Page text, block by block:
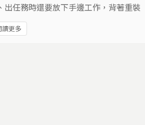
出任務時還要放下手邊工作，背著重裝
水，去搜救素未謀面的受難者。
讀更多